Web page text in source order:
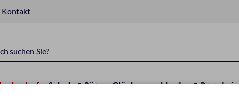
Kontakt
Schule & Büro Glückwunschkarten & Papeterie